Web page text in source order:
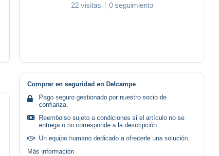
22 visitas 0 seguimiento
Comprar en seguridad en Delcampe
Pago seguro gestionado por nuestro socio de
confianza.
Reembolso sujeto a condiciones si el artículo no se
entrega o no corresponde a la descripción.
Un equipo humano dedicado a ofrecerle una solución.
Más información